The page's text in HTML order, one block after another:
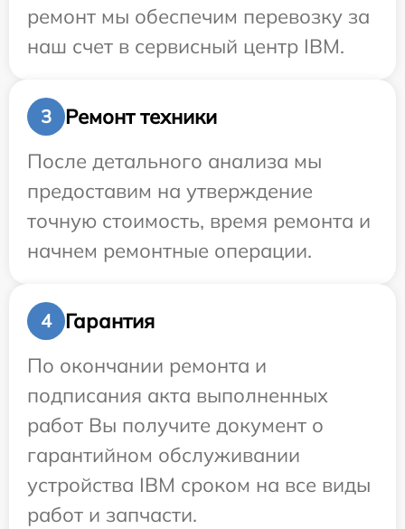
ремонт мы обеспечим перевозку за
наш счет в сервисный центр IBM.
3
Ремонт техники
После детального анализа мы
предоставим на утверждение
точную стоимость, время ремонта и
начнем ремонтные операции.
4
Гарантия
По окончании ремонта и
подписания акта выполненных
работ Вы получите документ о
гарантийном обслуживании
устройства IBM сроком на все виды
работ и запчасти.